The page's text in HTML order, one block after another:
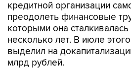
кредитной организации
преодолеть финансовые
которыми она
несколько лет. В июле
выделил на
млрд рублей.